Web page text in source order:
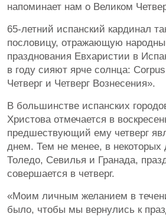
напоминает нам о Великом
65-летний испанский кардинал
пословицу, отражающую
празднования Евхаристии в
в году сияют ярче солнца:
Четверг и Четверг Вознесения».
В большинстве испанских
Христова отмечается в
предшествующий ему четверг
днем. Тем не менее, в некоторых
Толедо, Севилья и Гранада,
совершается в четверг.
«Моим личным желанием в
было, чтобы мы вернулись к